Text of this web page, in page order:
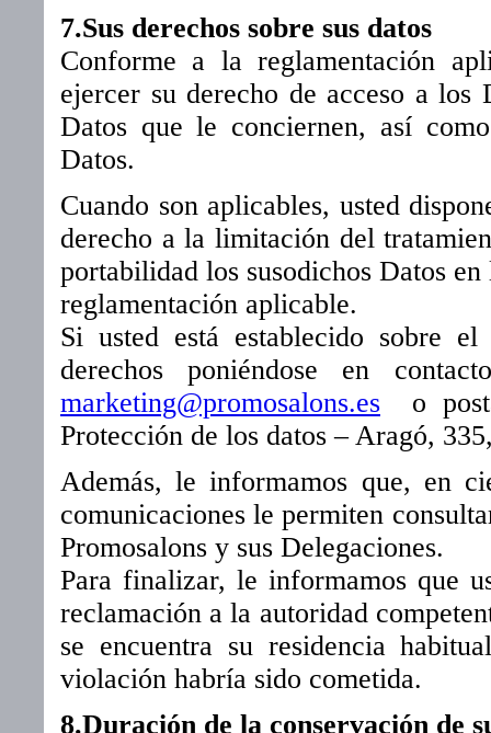
7.Sus derechos sobre sus datos
Conforme a la reglamentación
ejercer su derecho de acceso a
Datos que le conciernen, así
Datos.
Cuando son aplicables, usted
derecho a la limitación del
portabilidad los susodichos Datos
reglamentación aplicable.
Si usted está establecido sobre
derechos poniéndose en
marketing@promosalons.es o
Protección de los datos – Aragó,
Además, le informamos que, en
comunicaciones le permiten
Promosalons y sus Delegaciones.
Para finalizar, le informamos que
reclamación a la autoridad
se encuentra su residencia
violación habría sido cometida.
8.Duración de la conservación de